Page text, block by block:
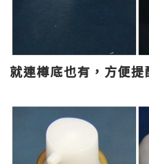
就連樽底也有，方便提